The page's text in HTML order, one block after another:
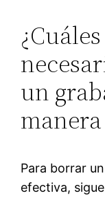
un
Para borrar
efectiva,